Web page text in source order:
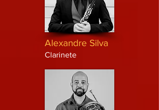
Alexandre Silva
Clarinete